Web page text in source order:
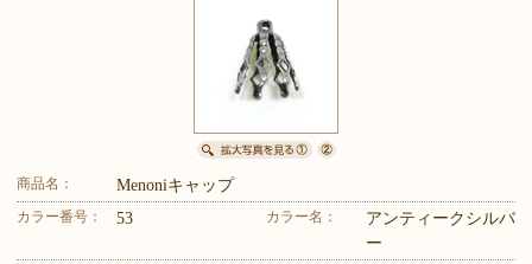
商品名： Menoniキャップ
カラー番号： 53 カラー名：
アンティークシルバ
ー